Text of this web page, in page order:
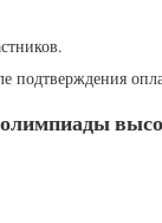
подтверждения